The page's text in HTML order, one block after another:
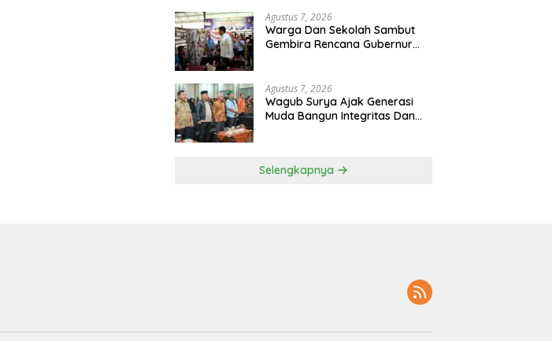
Agustus 7, 2026
Warga Dan Sekolah Sambut
Gembira Rencana Gubernur
Agustus 7, 2026
Wagub Surya Ajak Generasi
Muda Bangun Integritas Dan
Selengkapnya